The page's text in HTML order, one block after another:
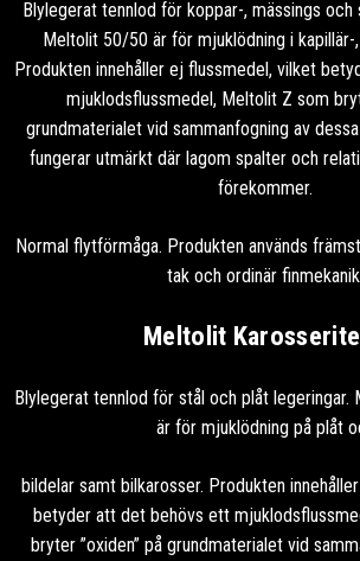
Blylegerat tennlod för koppar-, mässings och
Meltolit 50/50 är för mjuklödning i kapillär-
Produkten innehåller ej flussmedel, vilket
mjuklodsflussmedel, Meltolit Z som
grundmaterialet vid sammanfogning av
fungerar utmärkt där lagom spalter och
förekommer.
Normal flytförmåga. Produkten används
tak och ordinär
Meltolit
Blylegerat tennlod för stål och plåt legeringar.
är för mjuklödning på plåt
bildelar samt bilkarosser. Produkten
betyder att det behövs ett
bryter ”oxiden” på grundmaterialet vid